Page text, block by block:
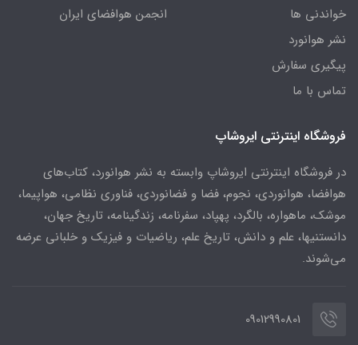
خواندنی ها
نشر هوانورد
پیگیری سفارش
تماس با ما
انجمن هوافضای ایران
فروشگاه اینترنتی ایروشاپ
در فروشگاه اینترنتی ایروشاپ وابسته به نشر هوانورد، کتاب‌های
هوافضا، هوانوردی، نجوم، فضا و فضانوردی، فناوری نظامی، هواپیما،
موشک، ماهواره، بالگرد، پهپاد، سفرنامه، زندگینامه، تاریخ جهان،
دانستنیها، علم و دانش، تاریخ علم، ریاضیات و فیزیک و خلبانی عرضه
می‌شوند.
09012990801